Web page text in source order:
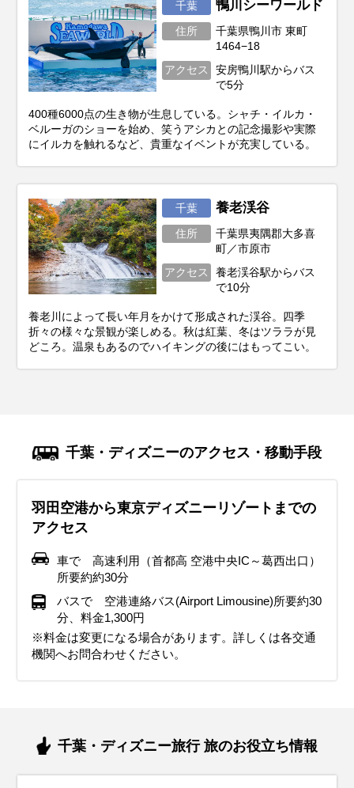
千葉 鴨川シーワールド
住所
千葉県鴨川市 東町
1464−18
アクセス
安房鴨川駅からバス
で5分
400種6000点の生き物が生息している。シャチ・イルカ・
ベルーガのショーを始め、笑うアシカとの記念撮影や実際
にイルカを触れるなど、貴重なイベントが充実している。
千葉 養老渓谷
住所
千葉県夷隅郡大多喜
町／市原市
アクセス
養老渓谷駅からバス
で10分
養老川によって長い年月をかけて形成された渓谷。四季
折々の様々な景観が楽しめる。秋は紅葉、冬はツララが見
どころ。温泉もあるのでハイキングの後にはもってこい。
千葉・ディズニーのアクセス・移動手段
羽田空港から東京ディズニーリゾートまでの
アクセス
車で 高速利用（首都高 空港中央IC～葛西出口）
所要約約30分
バスで 空港連絡バス(Airport Limousine)所要約30
分、料金1,300円
※料金は変更になる場合があります。詳しくは各交通
機関へお問合わせください。
千葉・ディズニー旅行 旅のお役立ち情報